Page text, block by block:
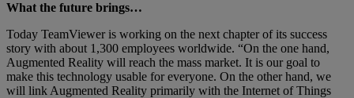
What the future brings…
Today TeamViewer is working on the next chapter of its success
story with about 1,300 employees worldwide. “On the one hand,
Augmented Reality will reach the mass market. It is our goal to
make this technology usable for everyone. On the other hand, we
will link Augmented Reality primarily with the Internet of Things